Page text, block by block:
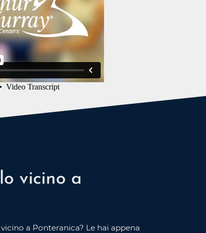
vicino a
a Ponteranica? Le hai appena